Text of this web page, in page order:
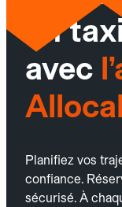
un
avec
Planifiez vos
confiance.
sécurisé. À